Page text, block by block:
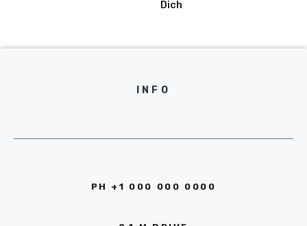
Dich
INFO
PH +1 000 000 0000